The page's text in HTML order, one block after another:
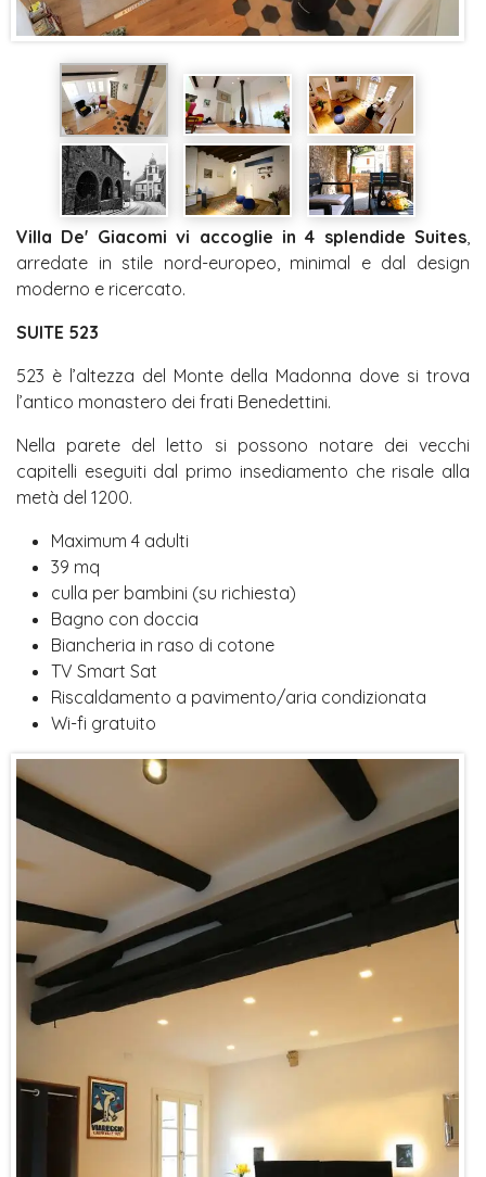
Villa De' Giacomi vi accoglie in 4 splendide Suites
arredate in stile nord-europeo, minimal e dal design
moderno e ricercato.
SUITE 523
523 è l’altezza del Monte della Madonna dove si trova
l’antico monastero dei frati Benedettini.
Nella parete del letto si possono notare dei vecchi
capitelli eseguiti dal primo insediamento che risale alla
metà del 1200.
Maximum 4 adulti
39 mq
culla per bambini (su richiesta)
Bagno con doccia
Biancheria in raso di cotone
TV Smart Sat
Riscaldamento a pavimento/aria condizionata
Wi-fi gratuito